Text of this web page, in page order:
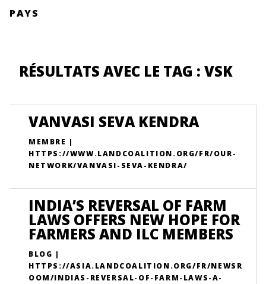
PAYS
RÉSULTATS AVEC LE TAG : VSK
VANVASI SEVA KENDRA
MEMBRE |
HTTPS://WWW.LANDCOALITION.ORG/FR/OUR-
NETWORK/VANVASI-SEVA-KENDRA/
INDIA’S REVERSAL OF FARM
LAWS OFFERS NEW HOPE FOR
FARMERS AND ILC MEMBERS
BLOG |
HTTPS://ASIA.LANDCOALITION.ORG/FR/NEWSR
OOM/INDIAS-REVERSAL-OF-FARM-LAWS-A-